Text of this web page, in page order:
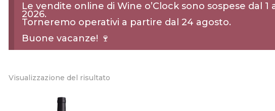
Le vendite online di Wine o’Clock sono sospese dal 1
2026.
Torneremo operativi a partire dal 24 agosto.
Buone vacanze! 🍷
Visualizzazione del risultato